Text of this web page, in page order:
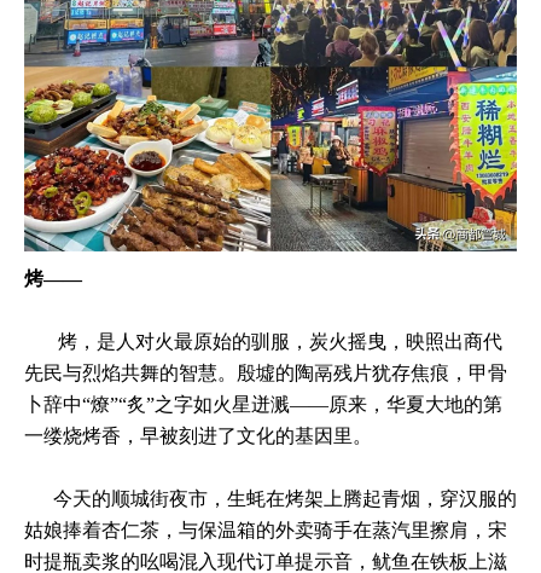
烤——
烤，是人对火最原始的驯服，炭火摇曳，映照出商代
先民与烈焰共舞的智慧。殷墟的陶鬲残片犹存焦痕，甲骨
卜辞中“燎”“炙”之字如火星迸溅——原来，华夏大地的第
一缕烧烤香，早被刻进了文化的基因里。
今天的顺城街夜市，生蚝在烤架上腾起青烟，穿汉服的
姑娘捧着杏仁茶，与保温箱的外卖骑手在蒸汽里擦肩，宋
时提瓶卖浆的吆喝混入现代订单提示音，鱿鱼在铁板上滋